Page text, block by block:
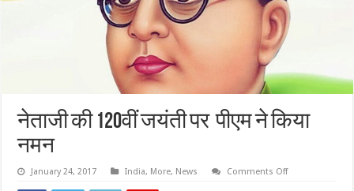
नेताजी की 120वीं जयंती पर पीएम ने किया
नमन
January 24, 2017 India, More, News Comments Offon